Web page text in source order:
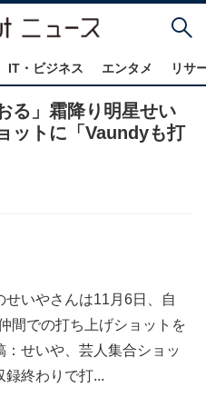
IT・ビジネス エンタメ リサ
る」霜降り明星せい
ットに「Vaundyも打
いやさんは11月6日、自
間での打ち上げショットを
せいや、芸人集合ショッ
録終わりで打...